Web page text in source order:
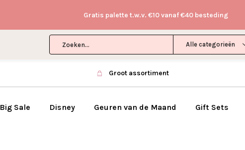
Alle categorieën
Gratis palette t.w.v. €10 vanaf €40 besteding
Groot assortiment
Big Sale Disney Geuren van de Maand Gift Sets